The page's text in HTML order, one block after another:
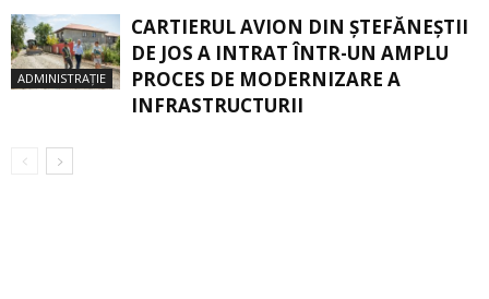
ADMINISTRAȚIE
CARTIERUL AVION DIN ŞTEFĂNEŞTII
DE JOS A INTRAT ÎNTR-UN AMPLU
PROCES DE MODERNIZARE A
INFRASTRUCTURII